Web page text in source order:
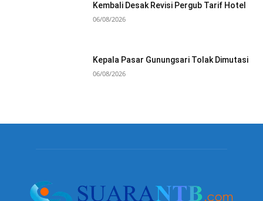
Kembali Desak Revisi Pergub Tarif Hotel
06/08/2026
Kepala Pasar Gunungsari Tolak Dimutasi
06/08/2026